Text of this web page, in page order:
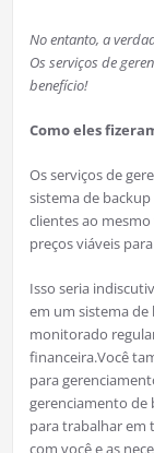
No entanto, a
Os serviços de
benefício!
Como eles
Os serviços de
sistema de
clientes ao
preços viáveis
Isso seria
em um sistema de
monitorado
financeira.Você
para
gerenciamento de
para trabalhar em
com você e as